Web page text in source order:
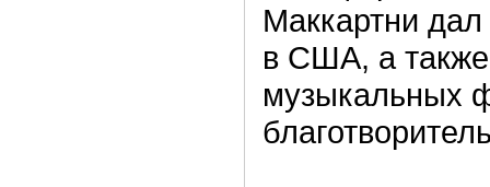
Маккартни дал
в США, а также
музыкальных